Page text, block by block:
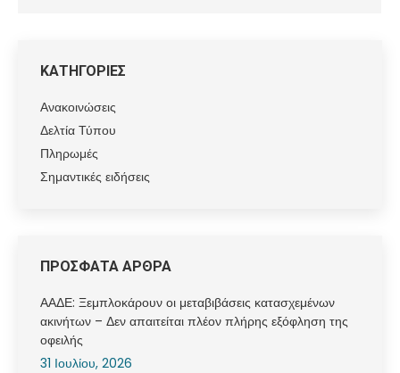
ΚΑΤΗΓΟΡΙΕΣ
Ανακοινώσεις
Δελτία Τύπου
Πληρωμές
Σημαντικές ειδήσεις
ΠΡΟΣΦΑΤΑ ΑΡΘΡΑ
ΑΑΔΕ: Ξεμπλοκάρουν οι μεταβιβάσεις κατασχεμένων
ακινήτων – Δεν απαιτείται πλέον πλήρης εξόφληση της
οφειλής
31 Ιουλίου, 2026